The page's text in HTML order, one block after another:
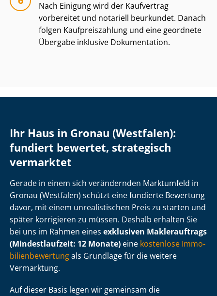
Nach Einigung wird der Kaufvertrag
vorbereitet und notariell beurkundet. Danach
folgen Kauf­preis­zah­lung und eine geordnete
Übergabe inklusive Dokumentation.
Ihr Haus in Gronau (Westfalen):
fundiert bewertet, strategisch
vermarktet
Gerade in einem sich verändernden Marktumfeld in
Gronau (Westfalen) schützt eine fundierte Bewertung
davor, mit einem unrealistischen Preis zu starten und
später korrigieren zu müssen. Deshalb erhalten Sie
bei uns im Rahmen eines exklusiven Maklerauftrags
(Mindestlaufzeit: 12 Monate) eine kostenlose Im­mo­
bi­li­en­be­wer­tungals Grundlage für die weitere
Vermarktung.
Auf dieser Basis legen wir gemeinsam die